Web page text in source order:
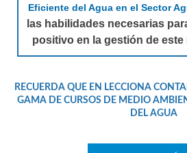
Eficiente del Agua en el Sector
las habilidades necesarias
positivo en la gestión de
RECUERDA QUE EN LECCIONA
GAMA DE CURSOS DE MEDIO
DEL AGUA